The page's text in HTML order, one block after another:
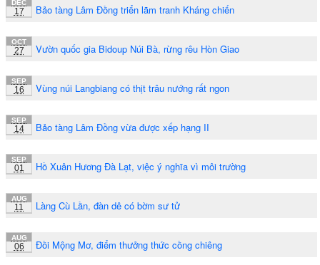
DEC
17 Bảo tàng Lâm Đồng triển lãm tranh Kháng chiến
OCT
27 Vườn quốc gia Bidoup Núi Bà, rừng rêu Hòn Giao
SEP
16 Vùng núi Langbiang có thịt trâu nướng rất ngon
SEP
14 Bảo tàng Lâm Đồng vừa được xếp hạng II
SEP
01 Hồ Xuân Hương Đà Lạt, việc ý nghĩa vì môi trường
AUG
11 Làng Cù Lần, đàn dê có bờm sư tử
AUG
06 Đồi Mộng Mơ, điểm thưởng thức cồng chiêng